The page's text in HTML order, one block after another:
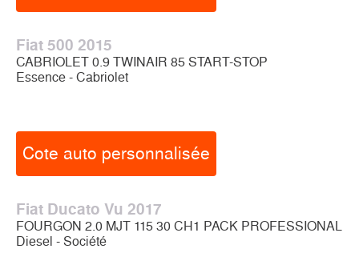
Fiat 500 2015
CABRIOLET 0.9 TWINAIR 85 START-STOP
Essence - Cabriolet
Cote auto personnalisée
Fiat Ducato Vu 2017
FOURGON 2.0 MJT 115 30 CH1 PACK PROFESSIONAL
Diesel - Société